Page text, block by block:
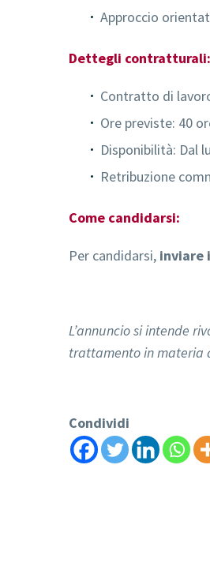
Approccio
Dettegli contratturali:
Contratto di
Ore previste: 40
Disponibilità: Dal
Retribuzione
Come candidarsi:
Per candidarsi, inviare
L’annuncio si intende
trattamento in materia
Condividi